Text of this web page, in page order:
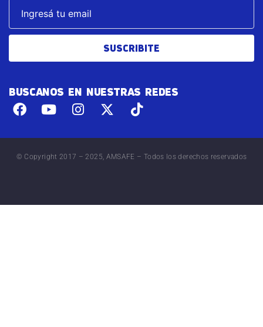
SUSCRIBITE
BUSCANOS EN NUESTRAS REDES
© Copyright 2017 – 2025, AMSAFE – Todos los derechos reservados